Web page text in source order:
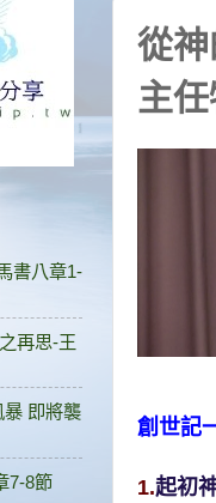
從
主
創世記
1.起初
書八章1-
再思-王
暴 即將襲
7-8節